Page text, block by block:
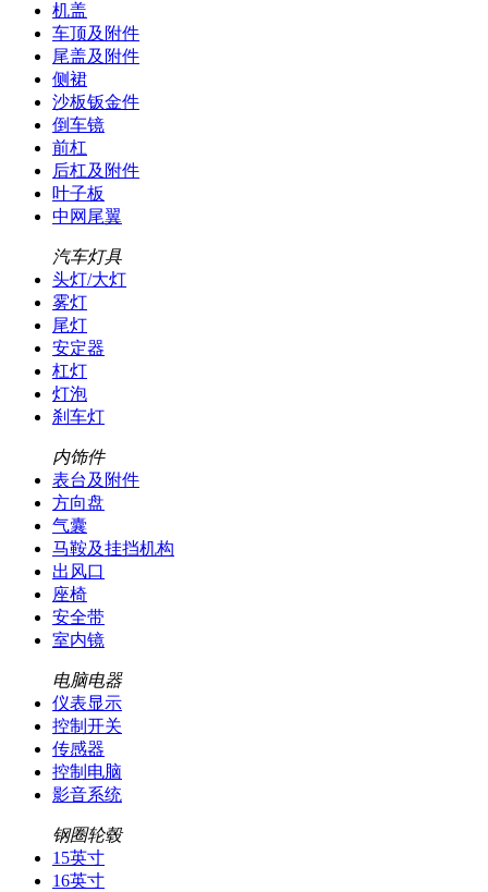
机盖
车顶及附件
尾盖及附件
侧裙
沙板钣金件
倒车镜
前杠
后杠及附件
叶子板
中网尾翼
汽车灯具
头灯/大灯
雾灯
尾灯
安定器
杠灯
灯泡
刹车灯
内饰件
表台及附件
方向盘
气囊
马鞍及挂挡机构
出风口
座椅
安全带
室内镜
电脑电器
仪表显示
控制开关
传感器
控制电脑
影音系统
钢圈轮毂
15英寸
16英寸